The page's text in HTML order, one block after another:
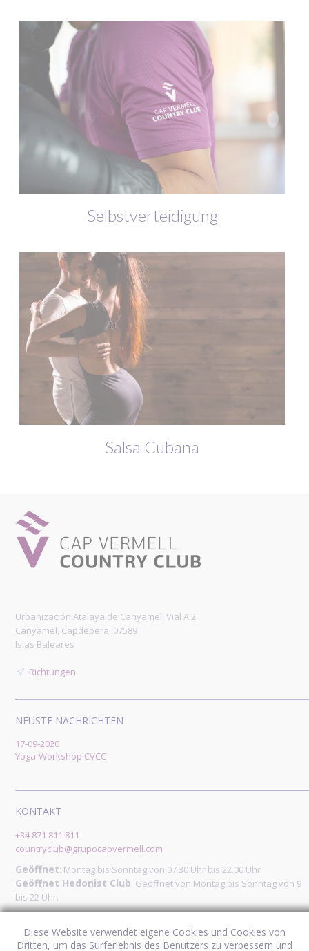
Selbstverteidigung
Salsa Cubana
Urbanización Atalaya de Canyamel, Vial A 2
Canyamel, Capdepera, 07589
Islas Baleares
Richtungen
NEUSTE NACHRICHTEN
17-09-2020
Yoga-Workshop CVCC
KONTAKT
+34 871 811 811
countryclub@grupocapvermell.com
Geöffnet: Montag bis Sonntag von 07.30 Uhr bis 22.00 Uhr
Geöffnet Hedonist Club: Geöffnet von Montag bis Sonntag von 9
bis 22 Uhr.
Diese Website verwendet eigene Cookies und Cookies von
Dritten, um das Surferlebnis des Benutzers zu verbessern und